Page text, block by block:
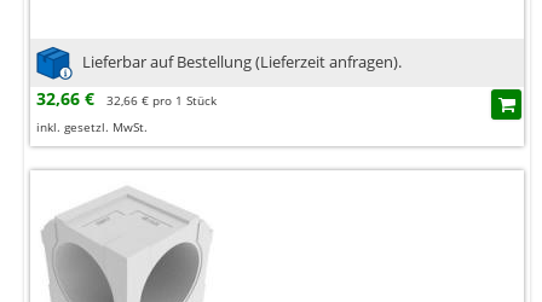
Lieferbar auf Bestellung (Lieferzeit anfragen).
32,66 €
32,66 € pro 1 Stück
inkl. gesetzl. MwSt.